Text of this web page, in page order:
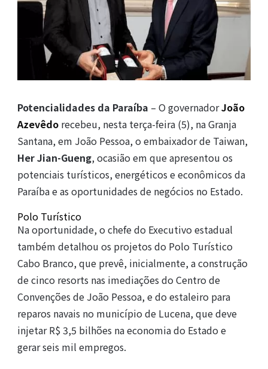
Potencialidades da Paraíba – O governadorJoão
Azevêdorecebeu, nesta terça-feira (5), na Granja
Santana, em João Pessoa, o embaixador de Taiwan,
Her Jian-Gueng, ocasião em que apresentou os
potenciais turísticos, energéticos e econômicos da
Paraíba e as oportunidades de negócios no Estado.
Polo Turístico
Na oportunidade, o chefe do Executivo estadual
também detalhou os projetos do Polo Turístico
Cabo Branco, que prevê, inicialmente, a construção
de cinco resorts nas imediações do Centro de
Convenções de João Pessoa, e do estaleiro para
reparos navais no município de Lucena, que deve
injetar R$ 3,5 bilhões na economia do Estado e
gerar seis mil empregos.